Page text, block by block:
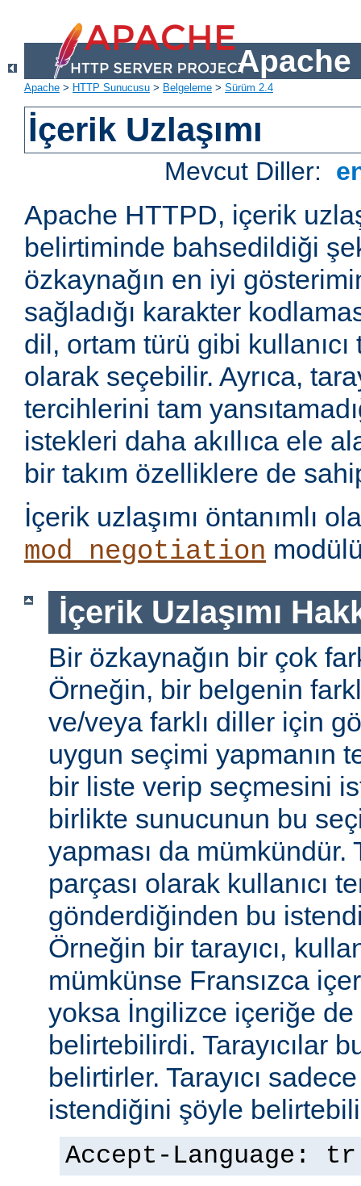
Apache
Apache > HTTP Sunucusu > Belgeleme > Sürüm 2.4
İçerik Uzlaşımı
Mevcut Diller:
Apache HTTPD, içerik
belirtiminde bahsedildiği
özkaynağın en iyi
sağladığı karakter
dil, ortam türü gibi
olarak seçebilir. Ayrıca,
tercihlerini tam
istekleri daha akıllıca ele
bir takım özelliklere de
İçerik uzlaşımı öntanımlı
mod_negotiation
İçerik Uzlaşımı
Bir özkaynağın bir çok
Örneğin, bir belgenin
ve/veya farklı diller için
uygun seçimi yapmanın
bir liste verip seçmesini
birlikte sunucunun bu
yapması da mümkündür.
parçası olarak kullanıcı
gönderdiğinden bu
Örneğin bir tarayıcı,
mümkünse Fransızca
yoksa İngilizce içeriğe de
belirtebilirdi. Tarayıcılar
belirtirler. Tarayıcı
istendiğini şöyle
Accept-Language: tr